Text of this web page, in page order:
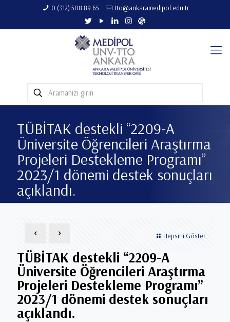
0 (312) 508 89 65​ tto@ankaramedipol.edu.tr
TÜBİTAK destekli ‘‘2209-A
Üniversite Öğrencileri Araştırma
Projeleri Destekleme Programı’’
2023/1 dönemi destek sonuçları
açıklandı.
Hepsini Göster
TÜBİTAK destekli ‘‘2209-A
Üniversite Öğrencileri Araştırma
Projeleri Destekleme Programı’’
2023/1 dönemi destek sonuçları
açıklandı.